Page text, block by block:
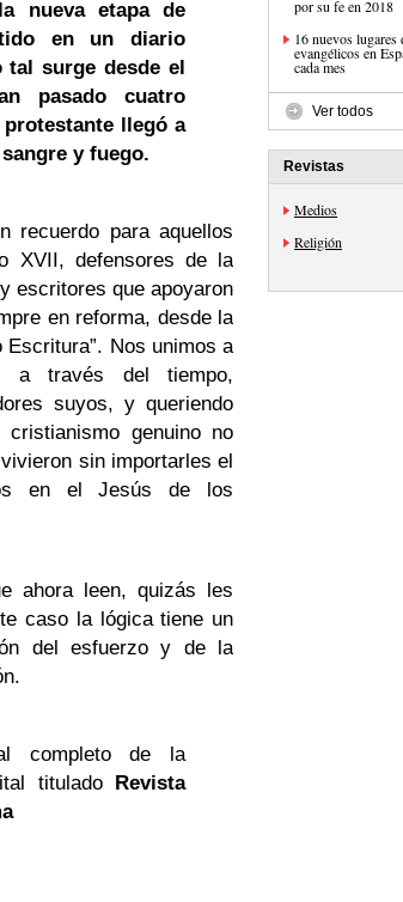
nueva etapa de
en un diario
surge desde el
pasado cuatro
llegó a
y fuego.
recuerdo para aquellos
XVII, defensores de la
escritores que apoyaron
en reforma, desde la
Escritura”. Nos unimos a
a través del tiempo,
suyos, y queriendo
genuino no
sin importarles el
en el Jesús de los
ahora leen, quizás les
caso la lógica tiene un
del esfuerzo y de la
completo de la
titulado Revista
por su fe en 2018
16 nuevos lugares
evangélicos en
cada mes
Ver todos
Revistas
Medios
Religión